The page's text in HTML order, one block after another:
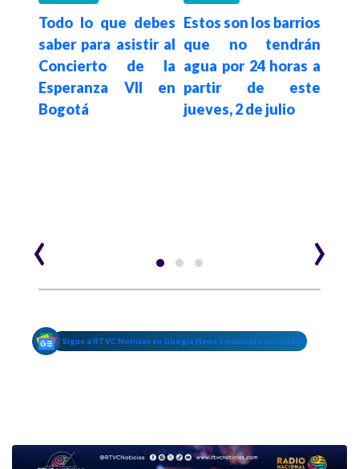
Todo lo que debes
saber para asistir al
Concierto de la
Esperanza VII en
Bogotá
Estos son los barrios
que no tendrán
agua por 24 horas a
partir de este
jueves, 2 de julio
‹ ›
Sigue a RTVC Noticias en Google News y mantente conectado